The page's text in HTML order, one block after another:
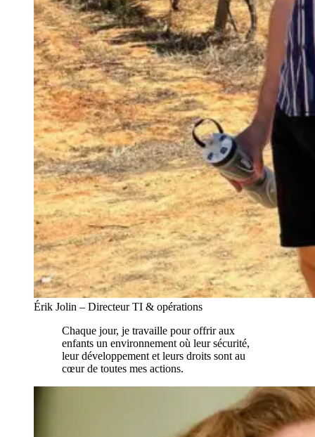
Érik Jolin – Directeur TI & opérations
Chaque jour, je travaille pour offrir aux
enfants un environnement où leur sécurité,
leur développement et leurs droits sont au
cœur de toutes mes actions.